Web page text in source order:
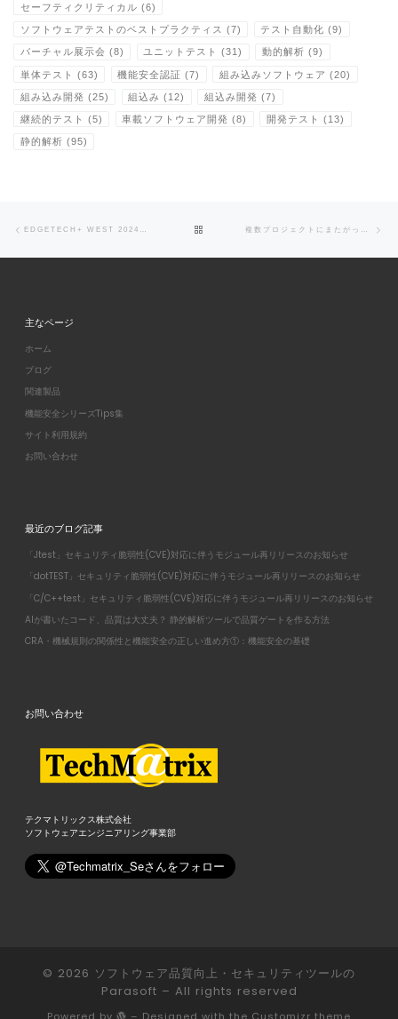
セーフティクリティカル (6)
ソフトウェアテストのベストプラクティス (7) テスト自動化 (9)
バーチャル展示会 (8) ユニットテスト (31) 動的解析 (9)
単体テスト (63) 機能安全認証 (7) 組み込みソフトウェア (20)
組み込み開発 (25) 組込み (12) 組込み開発 (7)
継続的テスト (5) 車載ソフトウェア開発 (8) 開発テスト (13)
静的解析 (95)
Post navigation BACK TO POST LIST
主なページ
ホーム
ブログ
関連製品
機能安全シリーズTips集
サイト利用規約
お問い合わせ
最近のブログ記事
「Jtest」セキュリティ脆弱性(CVE)対応に伴うモジュール再リリースのお知らせ
「dotTEST」セキュリティ脆弱性(CVE)対応に伴うモジュール再リリースのお知らせ
「C/C++test」セキュリティ脆弱性(CVE)対応に伴うモジュール再リリースのお知らせ
AIが書いたコード、品質は大丈夫？ 静的解析ツールで品質ゲートを作る方法
CRA・機械規則の関係性と機能安全の正しい進め方①：機能安全の基礎
お問い合わせ
テクマトリックス株式会社
ソフトウェアエンジニアリング事業部
© 2026 ソフトウェア品質向上・セキュリティツールの
Parasoft – All rights reserved